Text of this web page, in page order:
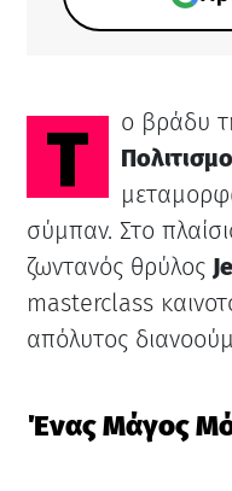
Το βράδυ
σύμπαν. Στο
ζωντανός θρύλος
masterclass
απόλυτος
Ένας Μάγος